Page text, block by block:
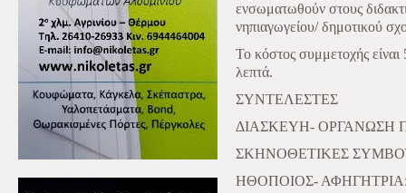
ενσωματωθούν στους
νηπιαγωγείου/ δημοτικού
Το κόστος συμμετοχής
λεπτά.
ΣΥΝΤΕΛΕΣΤΕΣ
ΔΙΑΣΚΕΥΗ- ΟΡΓΑΝΩΣΗ
ΣΚΗΝΟΘΕΤΙΚΕΣ
ΗΘΟΠΟΙΟΣ- ΑΦΗΓΗΤΡΙΑ: